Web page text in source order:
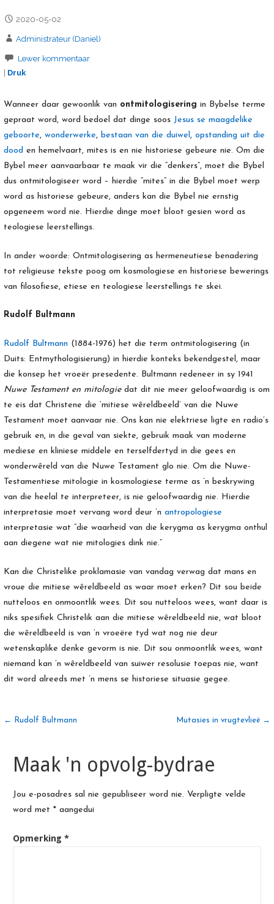
2020-05-02
Administrateur (Daniel)
Lewer kommentaar
| Druk
Wanneer daar gewoonlik van ontmitologisering in Bybelse terme
gepraat word, word bedoel dat dinge soos Jesus se maagdelike
geboorte,wonderwerke,bestaan van die duiwel,opstanding uit die
dood en hemelvaart, mites is en nie historiese gebeure nie. Om die
Bybel meer aanvaarbaar te maak vir die “denkers”, moet die Bybel
dus ontmitologiseer word – hierdie “mites” in die Bybel moet werp
word as historiese gebeure, anders kan die Bybel nie ernstig
opgeneem word nie. Hierdie dinge moet bloot gesien word as
teologiese leerstellings.
In ander woorde: Ontmitologisering as hermeneutiese benadering
tot religieuse tekste poog om kosmologiese en historiese bewerings
van filosofiese, etiese en teologiese leerstellings te skei.
Rudolf Bultmann
Rudolf Bultmann (1884-1976) het die term ontmitologisering (in
Duits: Entmythologisierung) in hierdie konteks bekendgestel, maar
die konsep het vroeër presedente. Bultmann redeneer in sy 1941
Nuwe Testament en mitologiedat dit nie meer geloofwaardig is om
te eis dat Christene die ‘mitiese wêreldbeeld’ van die Nuwe
Testament moet aanvaar nie. Ons kan nie elektriese ligte en radio’s
gebruik en, in die geval van siekte, gebruik maak van moderne
mediese en kliniese middele en terselfdertyd in die gees en
wonderwêreld van die Nuwe Testament glo nie. Om die Nuwe-
Testamentiese mitologie in kosmologiese terme as ’n beskrywing
van die heelal te interpreteer, is nie geloofwaardig nie. Hierdie
interpretasie moet vervang word deur ’nantropologiese
interpretasie wat “die waarheid van die kerygma as kerygma onthul
aan diegene wat nie mitologies dink nie.”
Kan die Christelike proklamasie van vandag verwag dat mans en
vroue die mitiese wêreldbeeld as waar moet erken? Dit sou beide
nutteloos en onmoontlik wees. Dit sou nutteloos wees, want daar is
niks spesifiek Christelik aan die mitiese wêreldbeeld nie, wat bloot
die wêreldbeeld is van ’n vroeëre tyd wat nog nie deur
wetenskaplike denke gevorm is nie. Dit sou onmoontlik wees, want
niemand kan ’n wêreldbeeld van suiwer resolusie toepas nie, want
dit word alreeds met ’n mens se historiese situasie gegee.
Artikel
navigasie
← Rudolf Bultmann Mutasies in vrugtevlieë →
Maak 'n opvolg-bydrae
Jou e-posadres sal nie gepubliseer word nie. Verpligte velde
word met *aangedui
Opmerking *